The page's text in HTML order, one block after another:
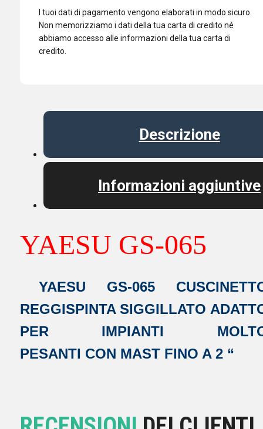
I tuoi dati di pagamento vengono elaborati in modo sicuro.
Non memorizziamo i dati della tua carta di credito né
abbiamo accesso alle informazioni della tua carta di
credito.
Descrizione
Informazioni aggiuntive
YAESU GS-065
YAESU GS-065
REGGISPINTASIGGILLATO
PER IMPIANTI
PESANTI CON MAST FINO A 2 “